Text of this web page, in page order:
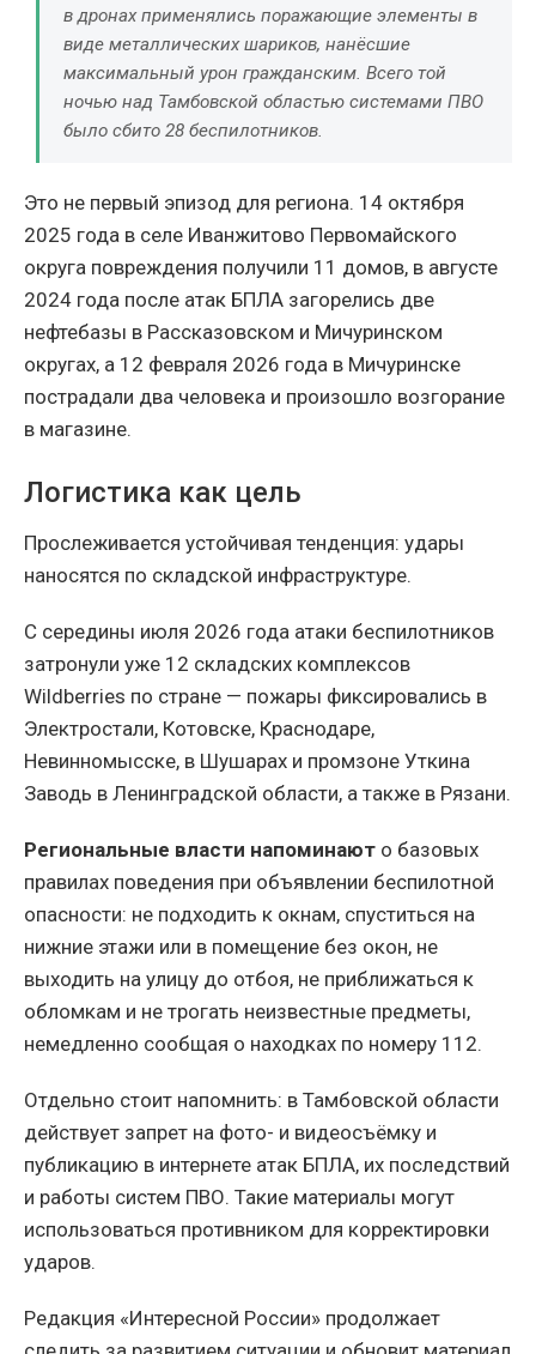
в дронах применялись поражающие элементы в
виде металлических шариков, нанёсшие
максимальный урон гражданским. Всего той
ночью над Тамбовской областью системами ПВО
было сбито 28 беспилотников.
Это не первый эпизод для региона. 14 октября
2025 года в селе Иванжитово Первомайского
округа повреждения получили 11 домов, в августе
2024 года после атак БПЛА загорелись две
нефтебазы в Рассказовском и Мичуринском
округах, а 12 февраля 2026 года в Мичуринске
пострадали два человека и произошло возгорание
в магазине.
Логистика как цель
Прослеживается устойчивая тенденция: удары
наносятся по складской инфраструктуре.
С середины июля 2026 года атаки беспилотников
затронули уже 12 складских комплексов
Wildberries по стране — пожары фиксировались в
Электростали, Котовске, Краснодаре,
Невинномысске, в Шушарах и промзоне Уткина
Заводь в Ленинградской области, а также в Рязани.
Региональные власти напоминают о базовых
правилах поведения при объявлении беспилотной
опасности: не подходить к окнам, спуститься на
нижние этажи или в помещение без окон, не
выходить на улицу до отбоя, не приближаться к
обломкам и не трогать неизвестные предметы,
немедленно сообщая о находках по номеру 112.
Отдельно стоит напомнить: в Тамбовской области
действует запрет на фото- и видеосъёмку и
публикацию в интернете атак БПЛА, их последствий
и работы систем ПВО. Такие материалы могут
использоваться противником для корректировки
ударов.
Редакция «Интересной России» продолжает